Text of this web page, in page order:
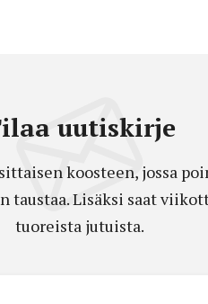
uutiskirje
koosteen, jossa
taustaa. Lisäksi saat
tuoreista jutuista.